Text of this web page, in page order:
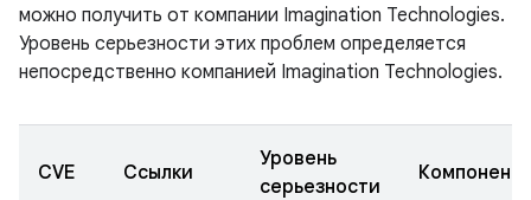
можно получить от компании Imagination Technologies.
Уровень серьезности этих проблем определяется
непосредственно компанией Imagination Technologies.
CVE Ссылки
Уровень
серьезности
Компонент